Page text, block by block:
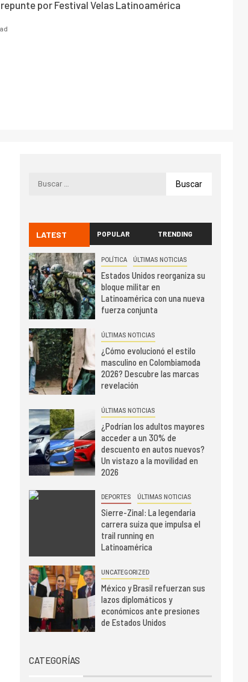
por Festival Velas Latinoamérica
LATEST POPULAR TRENDING
POLÍTICA ÚLTIMAS NOTICIAS
Estados Unidos reorganiza su
bloque militar en
Latinoamérica con una nueva
fuerza conjunta
ÚLTIMAS NOTICIAS
¿Cómo evolucionó el estilo
masculino en Colombiamoda
2026? Descubre las marcas
revelación
ÚLTIMAS NOTICIAS
¿Podrían los adultos mayores
acceder a un 30% de
descuento en autos nuevos?
Un vistazo a la movilidad en
2026
DEPORTES ÚLTIMAS NOTICIAS
Sierre-Zinal: La legendaria
carrera suiza que impulsa el
trail running en
Latinoamérica
UNCATEGORIZED
México y Brasil refuerzan sus
lazos diplomáticos y
económicos ante presiones
de Estados Unidos
CATEGORÍAS